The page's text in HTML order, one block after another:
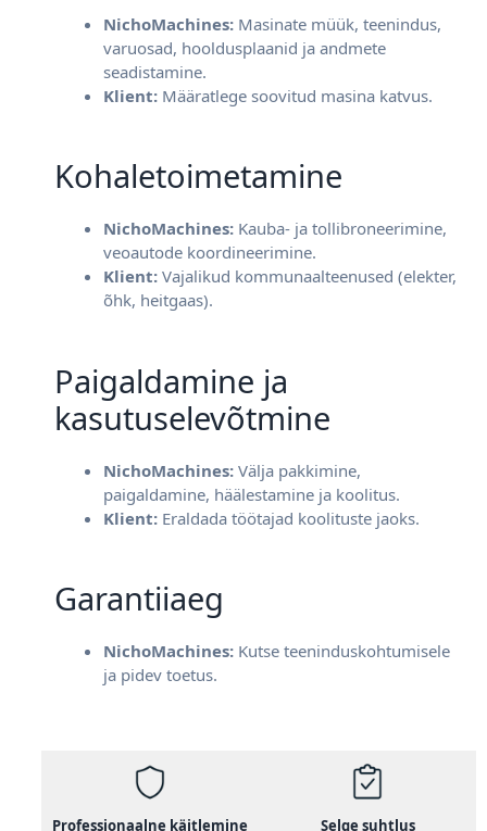
NichoMachines
Masinate müük
NichoMachines: Masinate müük, teenindus,
varuosad, hooldusplaanid ja andmete
seadistamine.
Klient: Määratlege soovitud masina katvus.
Kohaletoimetamine
NichoMachines: Kauba- ja tollibroneerimine,
veoautode koordineerimine.
Klient: Vajalikud kommunaalteenused (elekter,
õhk, heitgaas).
Paigaldamine ja
kasutuselevõtmine
NichoMachines: Välja pakkimine,
paigaldamine, häälestamine ja koolitus.
Klient: Eraldada töötajad koolituste jaoks.
Garantiiaeg
NichoMachines: Kutse teeninduskohtumisele
ja pidev toetus.
Professionaalne käitlemine Selge suhtlus